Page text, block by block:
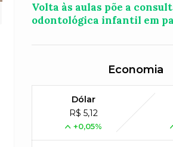
Volta às aulas põe a
odontológica infantil em
Economia
Dólar
R$ 5,12
+0,05%